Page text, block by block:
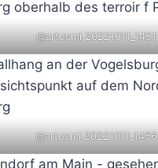
@artusmi 20221011_1451
@artusmi 20221011_1456